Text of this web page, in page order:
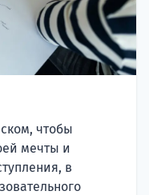
чтобы
мечты и
в